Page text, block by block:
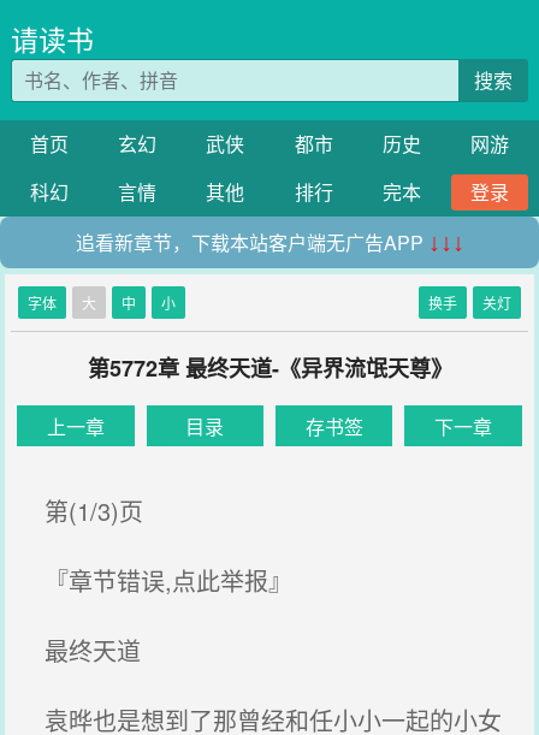
请读书
搜索
首页 玄幻 武侠 都市 历史
网游
科幻
言情 其他 排行 完本
登录
追看新章节，下载本站客户端无广告APP ↓↓↓
字体 大 中 小 换手 关灯
第5772章 最终天道-《异界流氓天尊》
上一章 目录 存书签 下一章
第(1/3)页
『章节错误,点此举报』
最终天道
袁晔也是想到了那曾经和任小小一起的小女